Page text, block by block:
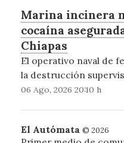
Marina incinera
cocaína
Chiapas
El operativo naval de
la destrucción
06 Ago, 2026 20:10 h
El Autómata © 2026